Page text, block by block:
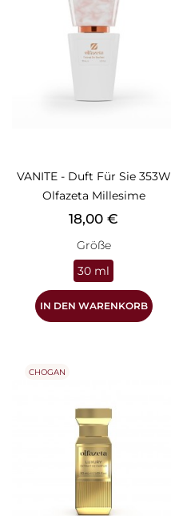
VANITE - Duft Für Sie 353W
Olfazeta Millesime
Preis
18,00 €
Größe
30 ml
IN DEN WARENKORB
CHOGAN